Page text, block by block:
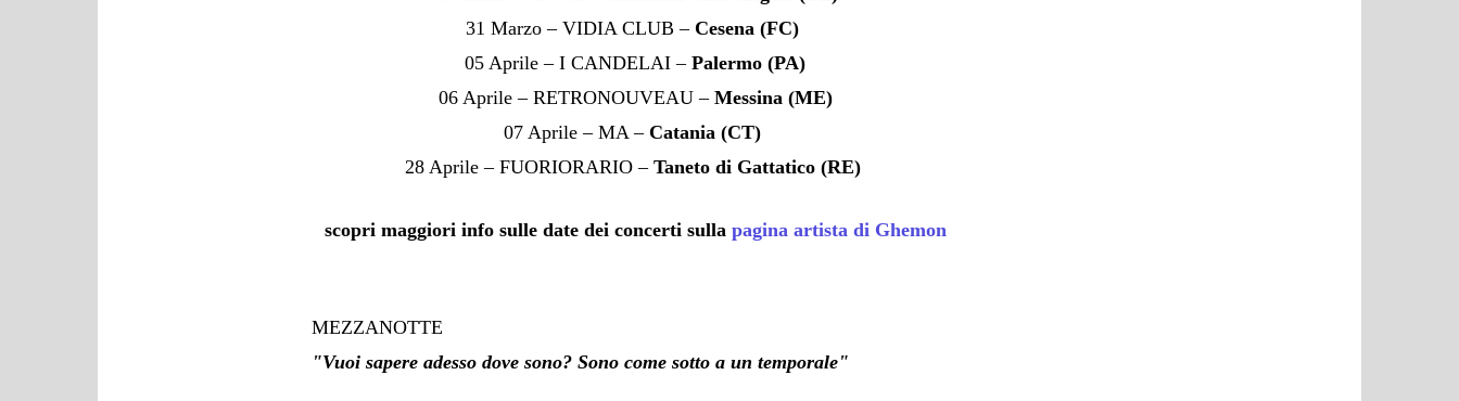
31 Marzo – VIDIA CLUB –Cesena (FC)
05 Aprile – I CANDELAI –Palermo (PA)
06 Aprile – RETRONOUVEAU – Messina (ME)
07 Aprile – MA –Catania (CT)
28 Aprile – FUORIORARIO – Taneto di Gattatico (RE)
scopri maggiori info sulle date dei concerti sulla pagina artista di Ghemon
MEZZANOTTE
"Vuoi sapere adesso dove sono? Sono come sotto a un temporale"